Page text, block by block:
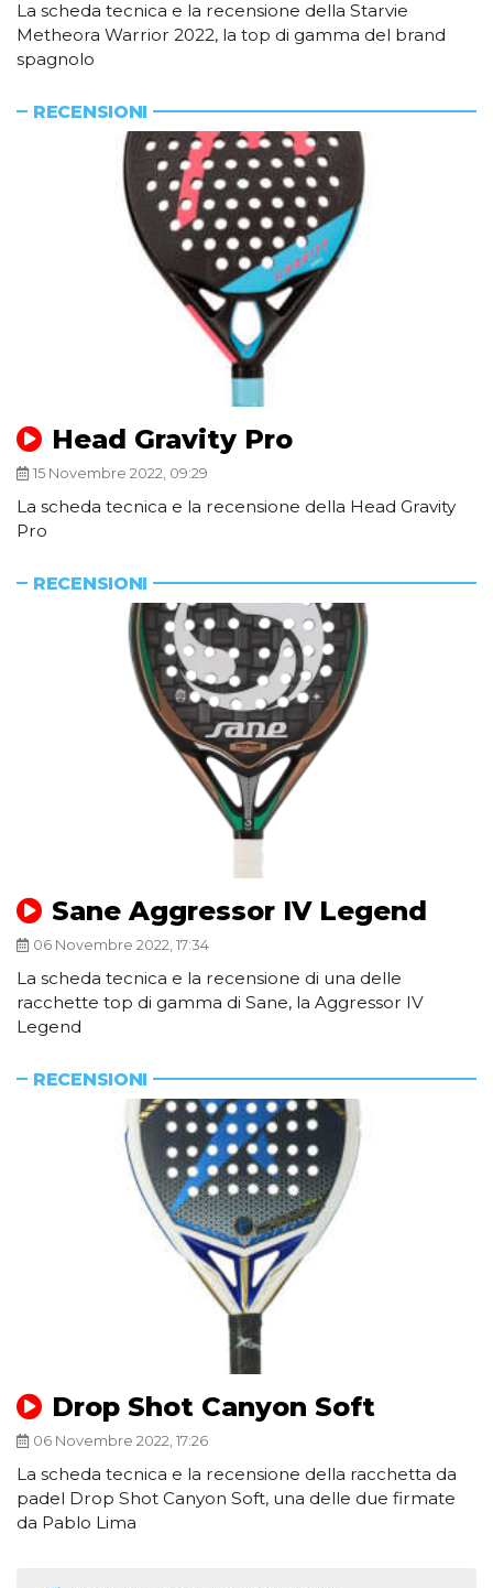
La scheda tecnica e la recensione della Starvie
Metheora Warrior 2022, la top di gamma del brand
spagnolo
RECENSIONI
Head Gravity Pro
15 Novembre 2022, 09:29
La scheda tecnica e la recensione della Head Gravity
Pro
RECENSIONI
Sane Aggressor IV Legend
06 Novembre 2022, 17:34
La scheda tecnica e la recensione di una delle
racchette top di gamma di Sane, la Aggressor IV
Legend
RECENSIONI
Drop Shot Canyon Soft
06 Novembre 2022, 17:26
La scheda tecnica e la recensione della racchetta da
padel Drop Shot Canyon Soft, una delle due firmate
da Pablo Lima